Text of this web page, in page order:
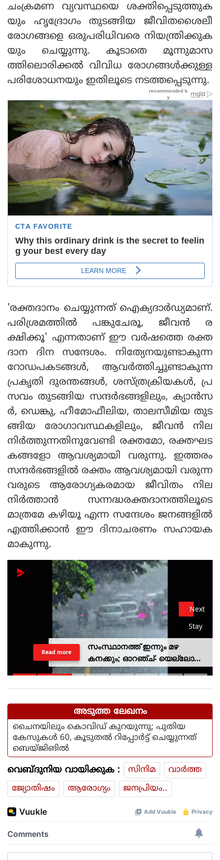
ചംക്രമണ വ്യവസ്ഥയെ ശക്തിപ്പെടുത്തുക
യും ഹൃദ്രോഗം തുടങ്ങിയ ജീവിതശൈലീ
രോഗങ്ങളെ ഒരുപരിധിവരെ നിയന്ത്രിക്കുക
യും ചെയ്യുന്നു. കൂടാതെ മൂന്നുമാസ
ത്തിലൊരിക്കല്‍ വിവിധ രോഗങ്ങള്‍ക്കുള്ള
പരിശോധനയും ഇതിലൂടെ നടത്തപ്പെടുന്നു.
'രക്തദാനം ചെയ്യുന്നത് ഐക്യദാര്‍ഡ്യമാണ്.
പരിശ്രമത്തില്‍ പങ്കുചേരൂ, ജീവന്‍ ര
ക്ഷിക്കൂ' എന്നതാണ് ഈ വര്‍ഷത്തെ രക്ത
ദാന ദിന സന്ദേശം. നിത്യേനയുണ്ടാകുന്ന
റോഡപകടങ്ങള്‍, ആവര്‍ത്തിച്ചുണ്ടാകുന്ന
പ്രകൃതി ദുരന്തങ്ങള്‍, ശസ്ത്രക്രിയകള്‍, പ്ര
സവം തുടങ്ങിയ സന്ദര്‍ഭങ്ങളിലും, ക്യാന്‍സ
ര്‍, ഡെങ്കു, ഹീമോഫീലിയ, താലസീമിയ തുട
ങ്ങിയ രോഗാവസ്ഥകളിലും, ജീവന്‍ നില
നിര്‍ത്തുന്നതിനുവേണ്ടി രക്തമോ, രക്തഘട
കങ്ങളോ ആവശ്യമായി വരുന്നു. ഇത്തരം
സന്ദര്‍ഭങ്ങളില്‍ രക്തം ആവശ്യമായി വരുന്ന
വരുടെ ആരോഗ്യകരമായ ജീവിതം നില
നിര്‍ത്താന്‍ സന്നദ്ധരക്തദാനത്തിലൂടെ
മാത്രമേ കഴിയൂ എന്ന സന്ദേശം ജനങ്ങളില്‍
എത്തിക്കാന്‍ ഈ ദിനാചരണം സഹായക
മാകുന്നു.
Next
Stay
സംസ്ഥാനത്ത് ഇന്നും മഴ
കനക്കും; ഓറഞ്ച്- യെല്ലോ
അലര്‍ട്ടുകള്‍ പ്രഖ്യാപിച്ചു
Read more
അടുത്ത ലേഖനം
ചൈനയിലും കൊവിഡ് കുറയുന്നു; പുതിയ
കേസുകള്‍ 60, കൂടുതല്‍ റിപ്പോര്‍ട്ട് ചെയ്യുന്നത്
ബെയ്ജിങില്‍
വെബ്ദുനിയ വായിക്കുക : സിനിമ
വാര്‍ത്ത
ജ്യോതിഷം
ആരോഗ്യം ജനപ്രിയം..